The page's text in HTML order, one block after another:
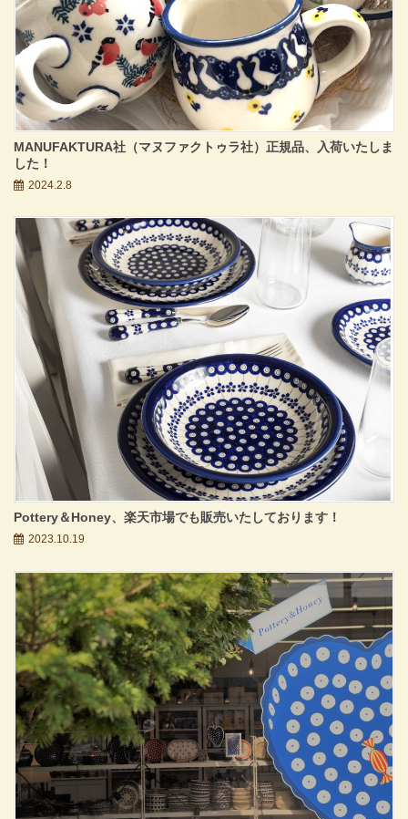
MANUFAKTURA社（マヌファクトゥラ社）正規品、入荷いたしま
した！
2024.2.8
Pottery＆Honey、楽天市場でも販売いたしております！
2023.10.19